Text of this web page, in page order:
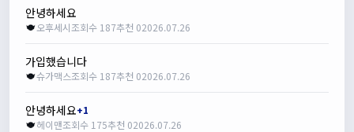
안녕하세요
오후세시조회수 187추천 02026.07.26
가입했습니다
슈가맥스조회수 187추천 02026.07.26
안녕하세요+1
헤이맨조회수 175추천 02026.07.26